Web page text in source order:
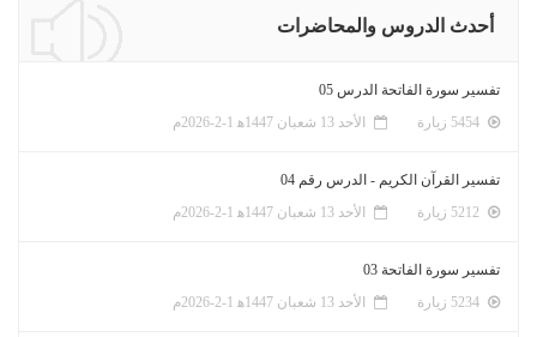
أحدث الدروس والمحاضرات
تفسير سورة الفاتحة الدرس 05
الأحد 13 شعبان 1447ﻫ 1-2-2026م
تفسير القرآن الكريم - الدرس رقم 04
الأحد 13 شعبان 1447ﻫ 1-2-2026م
تفسير سورة الفاتحة 03
الأحد 13 شعبان 1447ﻫ 1-2-2026م